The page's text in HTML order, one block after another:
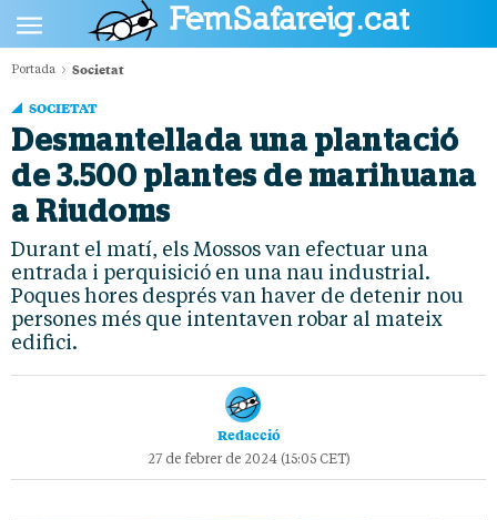
CULTURA
SOCIETAT
OPINIÓ
Portada Societat
SOCIETAT
Desmantellada una plantació
de 3.500 plantes de marihuana
a Riudoms
Durant el matí, els Mossos van efectuar una
entrada i perquisició en una nau industrial.
Poques hores després van haver de detenir nou
persones més que intentaven robar al mateix
edifici.
Redacció
27 de febrer de 2024 (15:05 CET)